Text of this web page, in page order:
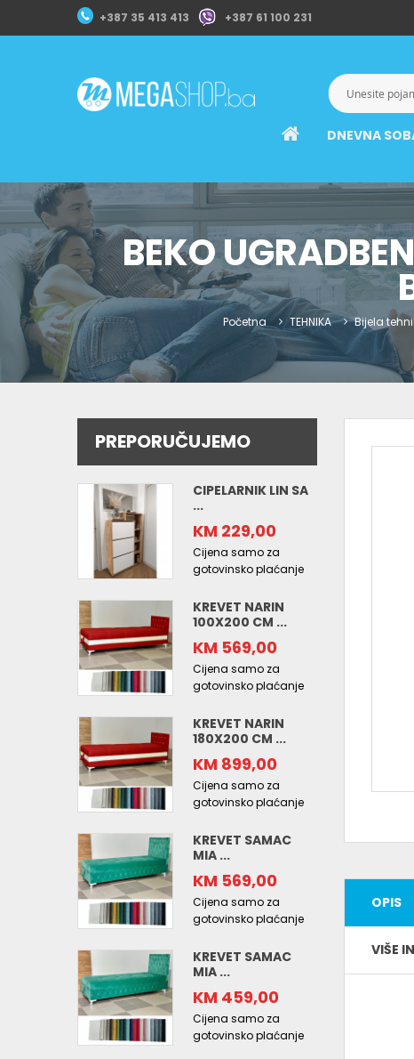
+387 35 413 413 +387 61 100 231
DNEVNA
BEKO
Početna TEHNIKA Bijela
OPIS
VIŠE
PREPORUČUJEMO
CIPELARNIK LIN SA
...
KM 229,00
Cijena samo za
gotovinsko plaćanje
KREVET NARIN
100X200 CM ...
KM 569,00
Cijena samo za
gotovinsko plaćanje
KREVET NARIN
180X200 CM ...
KM 899,00
Cijena samo za
gotovinsko plaćanje
KREVET SAMAC
MIA ...
KM 569,00
Cijena samo za
gotovinsko plaćanje
KREVET SAMAC
MIA ...
KM 459,00
Cijena samo za
gotovinsko plaćanje